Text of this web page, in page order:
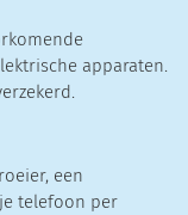
apparaten.
een
telefoon per